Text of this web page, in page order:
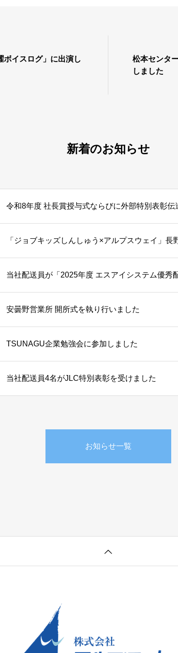
ボイスログ」に出演し
松本センタ
しました
新着のお知らせ
令和8年度 社長賞授与式ならびに外部特別表彰伝
「ジョブキッズしんしゅう×アルプスウェイ」長
当社配送員が「2025年度 エスアイシステム優秀
安曇野営業所 開所式を執り行いました
TSUNAGU企業勉強会に参加しました
当社配送員4名がJLC特別表彰を受けました
お知らせ一覧